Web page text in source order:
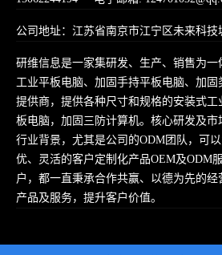
公司地址：江苏省南京市江宁区未来科技
研维信息是一家集研发、生产、销售为
工业平板电脑、加固手持平板电脑、加
提供商，提供各种尺寸和规格的安装式
板电脑，加固三防计算机。核心研发及市
行业背景，尤其是公司的ODM团队，可
优、灵活的客户定制化产品OEM及ODM
户，都一直秉承合作共赢、以德为先的
产品及服务，提升客户价值。